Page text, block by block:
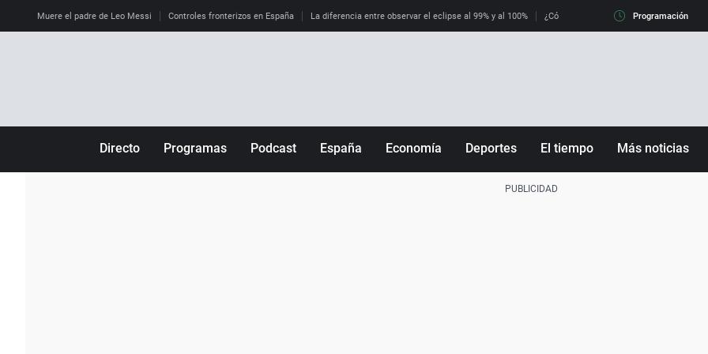
Muere el padre de Leo Messi Controles fronterizos en España La diferencia entre observar el eclipse al 99% y al 100% ¿Cómo es llegar a Italia con controles
Programación
Directo Programas Podcast España Economía Deportes El tiempo Más noticias